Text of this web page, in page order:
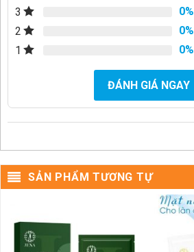
3
0%
2
0%
1
0%
ĐÁNH GIÁ NGAY
SẢN PHẨM TƯƠNG TỰ